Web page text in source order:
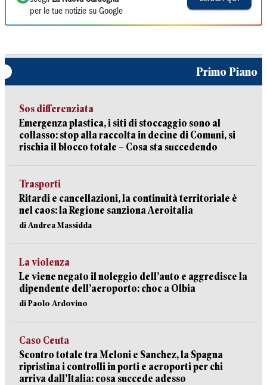
per le tue notizie su Google
Primo Piano
Sos differenziata
Emergenza plastica, i siti di stoccaggio sono al
collasso: stop alla raccolta in decine di Comuni, si
rischia il blocco totale – Cosa sta succedendo
Trasporti
Ritardi e cancellazioni, la continuità territoriale è
nel caos: la Regione sanziona Aeroitalia
di Andrea Massidda
La violenza
Le viene negato il noleggio dell’auto e aggredisce la
dipendente dell’aeroporto: choc a Olbia
di Paolo Ardovino
Caso Ceuta
Scontro totale tra Meloni e Sanchez, la Spagna
ripristina i controlli in porti e aeroporti per chi
arriva dall’Italia: cosa succede adesso